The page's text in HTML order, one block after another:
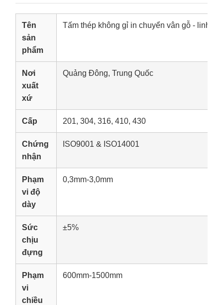
Tên
sản
phẩm
Tấm thép không gỉ in chuyển vân gỗ - linh
Nơi
xuất
xứ
Quảng Đông, Trung Quốc
Cấp 201, 304, 316, 410, 430
Chứng
nhận
ISO9001 & ISO14001
Phạm
vi độ
dày
0,3mm-3,0mm
Sức
chịu
đựng
±5%
Phạm
vi
chiều
600mm-1500mm